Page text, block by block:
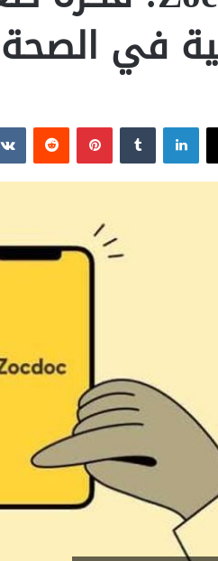
في الصحة
‫X لينكدإن بينتيريست